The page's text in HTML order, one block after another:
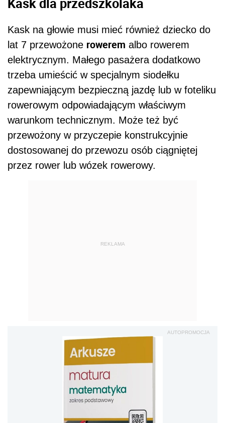
Kask na głowie musi mieć również dziecko do
lat 7 przewożone rowerem albo rowerem
elektrycznym. Małego pasażera dodatkowo
trzeba umieścić w specjalnym siodełku
zapewniającym bezpieczną jazdę lub w foteliku
rowerowym odpowiadającym właściwym
warunkom technicznym. Może też być
przewożony w przyczepie konstrukcyjnie
dostosowanej do przewozu osób ciągniętej
przez rower lub wózek rowerowy.
REKLAMA
AUTOPROMOCJA